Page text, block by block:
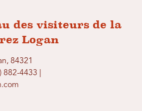
des visiteurs de la
Logan
84321
4433 |